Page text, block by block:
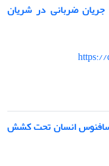
ضربانی در شریان
سافنوس انسان تحت کشش